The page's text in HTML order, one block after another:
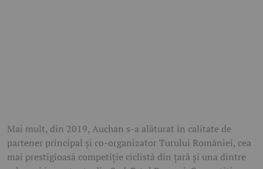
Mai mult, din 2019, Auchan s-a alăturat în calitate de
partener principal și co-organizator Turului României, cea
mai prestigioasă competiție ciclistă din țară și una dintre